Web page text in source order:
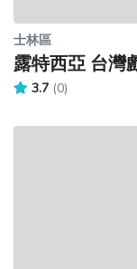
士林區
露特西亞 台灣
3.7 (0)